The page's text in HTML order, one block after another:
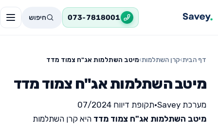
073-7818001 חיפוש
דף הבית›קרן השתלמות›מיטב השתלמות אג"ח צמוד מדד
מיטב השתלמות אג"ח צמוד מדד
מערכת Savey •תקופת דיווח 07/2024
מיטב השתלמות אג"ח צמוד מדד היא קרן השתלמות